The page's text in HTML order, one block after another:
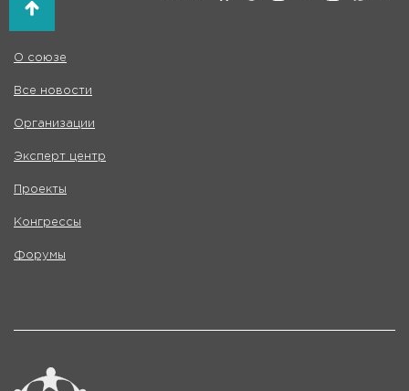
О союзе
Все новости
Организации
Эксперт центр
Проекты
Конгрессы
Форумы